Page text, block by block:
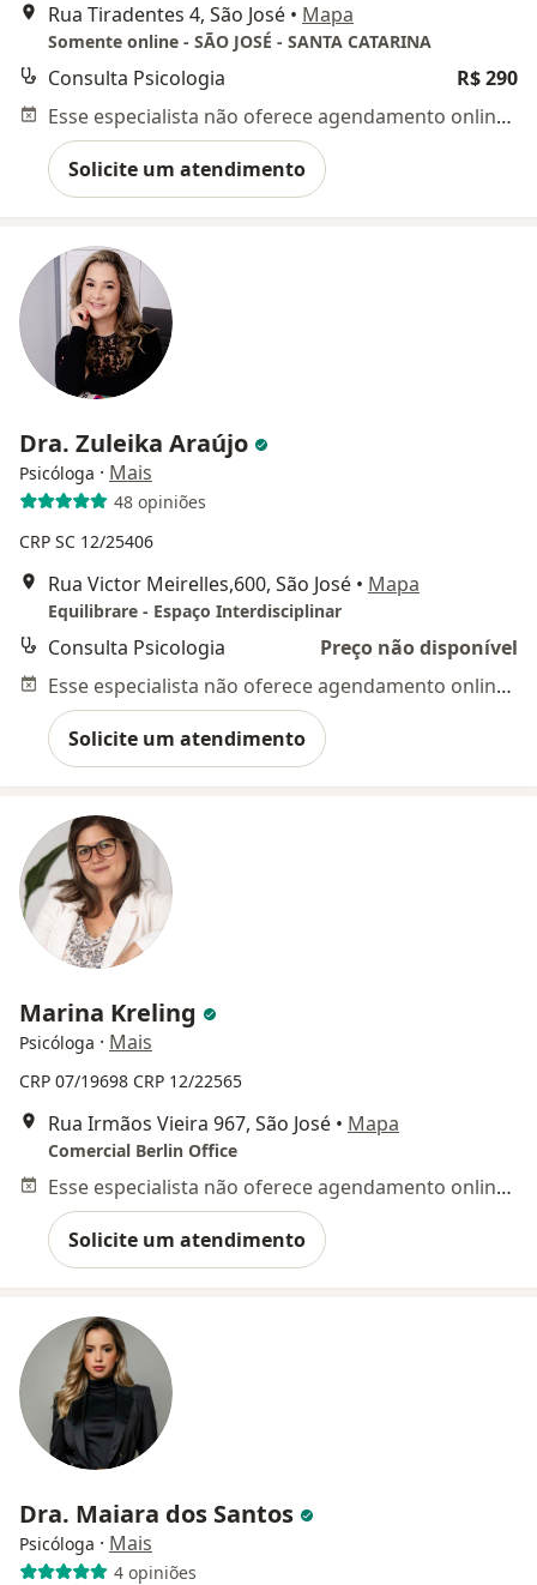
Rua Tiradentes 4, São José • Mapa
Somente online - SÃO JOSÉ - SANTA CATARINA
Consulta Psicologia
R$ 290
Esse especialista não oferece agendamento online para esse endereço.
Solicite um atendimento
Dra. Zuleika Araújo
Psicóloga · Mais
48 opiniões
CRP SC 12/25406
Rua Victor Meirelles,600, São José • Mapa
Equilibrare - Espaço Interdisciplinar
Consulta Psicologia
Preço não disponível
Esse especialista não oferece agendamento online para esse endereço.
Solicite um atendimento
Marina Kreling
Psicóloga · Mais
CRP 07/19698 CRP 12/22565
Rua Irmãos Vieira 967, São José • Mapa
Comercial Berlin Office
Esse especialista não oferece agendamento online para esse endereço.
Solicite um atendimento
Dra. Maiara dos Santos
Psicóloga · Mais
4 opiniões